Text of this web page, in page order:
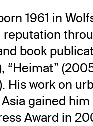
1961 in
book
“Heimat”
His work on
gained
Award in